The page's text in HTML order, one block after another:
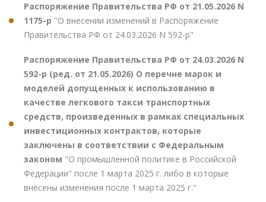
Распоряжение Правительства РФ от 21.05.2026 N
1175-р "О внесении изменений в Распоряжение
Правительства РФ от 24.03.2026 N 592-р"
Распоряжение Правительства РФ от 24.03.2026 N
592-р (ред. от 21.05.2026) О перечне марок и
моделей допущенных к использованию в
качестве легкового такси транспортных
средств, произведенных в рамках специальных
инвестиционных контрактов, которые
заключены в соответствии с Федеральным
законом "О промышленной политике в Российской
Федерации" после 1 марта 2025 г. либо в которые
внесены изменения после 1 марта 2025 г."